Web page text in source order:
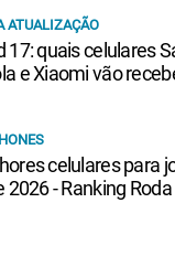
ATUALIZAÇÃO
17: quais celulares
e Xiaomi vão
celulares para
2026 - Ranking